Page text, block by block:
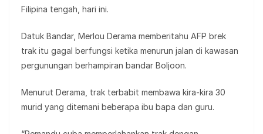
Filipina tengah, hari ini.
Datuk Bandar, Merlou Derama memberitahu AFP brek
trak itu gagal berfungsi ketika menurun jalan di kawasan
pergunungan berhampiran bandar Boljoon.
Menurut Derama, trak terbabit membawa kira-kira 30
murid yang ditemani beberapa ibu bapa dan guru.